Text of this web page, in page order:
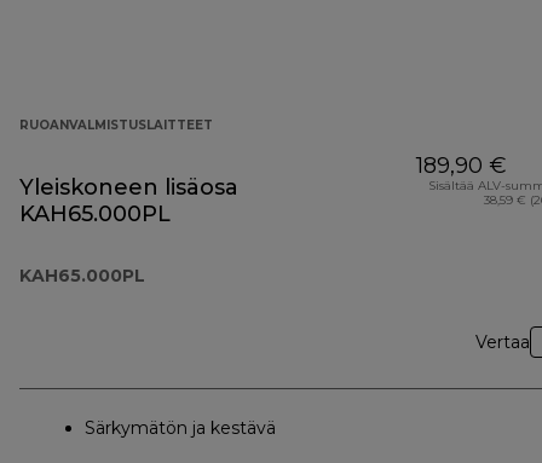
RUOANVALMISTUSLAITTEET
Yleiskoneen lisäosa
KAH65.000PL
KAH65.000PL
189,90 €
Sisältää ALV-
38,59 €
Vertaa
Särkymätön ja kestävä